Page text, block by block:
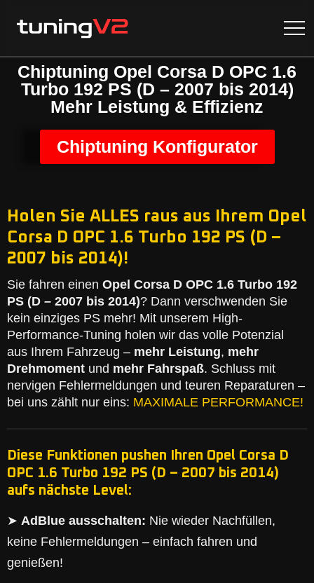
Chiptuning Opel Corsa D OPC 1.6
Turbo 192 PS (D – 2007 bis 2014)
Mehr Leistung & Effizienz
Chiptuning Konfigurator
Holen Sie ALLES raus aus Ihrem Opel
Corsa D OPC 1.6 Turbo 192 PS (D –
2007 bis 2014)!
Sie fahren einen Opel Corsa D OPC 1.6 Turbo 192
PS (D – 2007 bis 2014)? Dann verschwenden Sie
kein einziges PS mehr! Mit unserem High-
Performance-Tuning holen wir das volle Potenzial
aus Ihrem Fahrzeug – mehr Leistung, mehr
Drehmoment und mehr Fahrspaß. Schluss mit
nervigen Fehlermeldungen und teuren Reparaturen –
bei uns zählt nur eins: MAXIMALE PERFORMANCE!
Diese Funktionen pushen Ihren Opel Corsa D
OPC 1.6 Turbo 192 PS (D – 2007 bis 2014)
aufs nächste Level:
➤ AdBlue ausschalten: Nie wieder Nachfüllen,
keine Fehlermeldungen – einfach fahren und
genießen!